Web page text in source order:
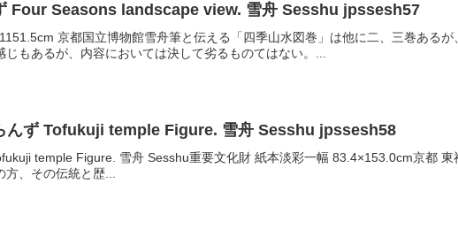
Four Seasons landscape view. 雪舟 Sesshu jpssesh57
京都国立博物館雪舟筆と伝える「四季山水図巻」は他に二、三巻ある
もあるが、内容においては決して劣るものてはない。...
んず Tofukuji temple Figure. 雪舟 Sesshu jpssesh58
temple Figure. 雪舟 Sesshu重要文化財 紙本淡彩一幅 83.4×153.0cm京都
、その伝統と歴...